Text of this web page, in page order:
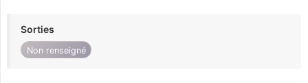
Sorties
Non renseigné